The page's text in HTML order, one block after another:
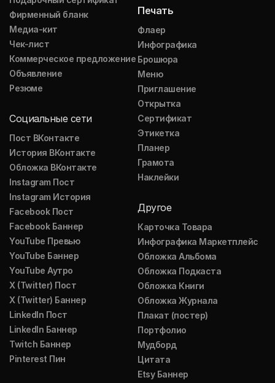
Фирменный бланк
Медиа-кит
Чек-лист
Коммерческое предложение
Объявление
Резюме
Социальные сети
Пост ВКонтакте
История ВКонтакте
Обложка ВКонтакте
Instagram Пост
Instagram История
Facebook Пост
Facebook Баннер
YouTube Превью
YouTube Баннер
YouTube Аутро
X (Twitter) Пост
X (Twitter) Баннер
LinkedIn Пост
LinkedIn Баннер
Twitch Баннер
Pinterest Пин
Печать
Флаер
Инфографика
Брошюра
Меню
Приглашение
Открытка
Сертификат
Этикетка
Планер
Грамота
Наклейки
Другое
Карточка Товара
Инфографика Маркетплейс
Обложка Альбома
Обложка Подкаста
Обложка Книги
Обложка Журнала
Плакат (постер)
Портфолио
Мудборд
Цитата
Etsy Баннер